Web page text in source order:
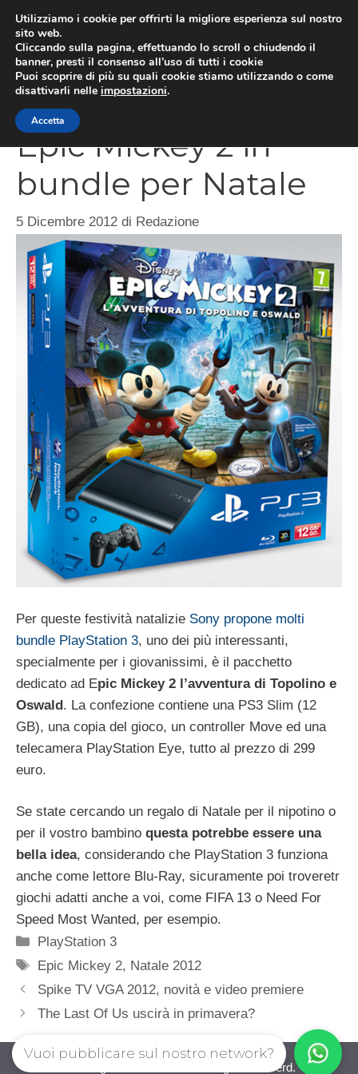
contenuto
PlayStation 3 con
Epic Mickey 2 in
bundle per Natale
5 Dicembre 2012 di Redazione
Per queste festività natalizie Sony propone molti
bundle PlayStation 3, uno dei più interessanti,
specialmente per i giovanissimi, è il pacchetto
dedicato ad Epic Mickey 2 l’avventura di Topolino e
Oswald. La confezione contiene una PS3 Slim (12
GB), una copia del gioco, un controller Move ed una
telecamera PlayStation Eye, tutto al prezzo di 299
euro.
Se state cercando un regalo di Natale per il nipotino o
per il vostro bambino questa potrebbe essere una
bella idea, considerando che PlayStation 3 funziona
anche come lettore Blu-Ray, sicuramente poi troveretr
giochi adatti anche a voi, come FIFA 13 o Need For
Speed Most Wanted, per esempio.
Categorie
PlayStation 3
Tag
Epic Mickey 2, Natale 2012
Spike TV VGA 2012, novità e video premiere
The Last Of Us uscirà in primavera?
iovideogioco.com © 2026. All right reserverd.
Utilizziamo i cookie per offrirti la migliore esperienza sul nostro
sito web.
Cliccando sulla pagina, effettuando lo scroll o chiudendo il
banner, presti il consenso all’uso di tutti i cookie
Puoi scoprire di più su quali cookie stiamo utilizzando o come
disattivarli nelle impostazioni.
Accetta
Vuoi pubblicare sul nostro network?